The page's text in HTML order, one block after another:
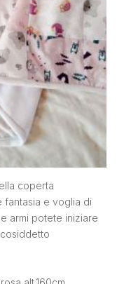
coperta
fantasia e voglia di
armi potete iniziare